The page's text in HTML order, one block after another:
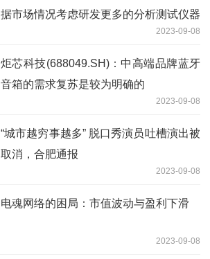
据市场情况考虑研发更多的分析测试仪器
2023-09-08
炬芯科技(688049.SH)：中高端品牌蓝牙
音箱的需求复苏是较为明确的
2023-09-08
“城市越穷事越多” 脱口秀演员吐槽演出被
取消，合肥通报
2023-09-08
电魂网络的困局：市值波动与盈利下滑
2023-09-08